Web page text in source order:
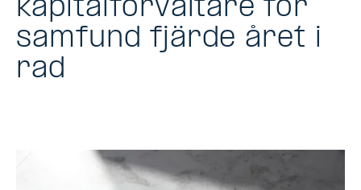
kapitalförvaltare för
samfund fjärde året i
rad